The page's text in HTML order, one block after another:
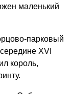
маленький
парковый
XVI
король,